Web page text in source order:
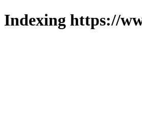
Indexing https://